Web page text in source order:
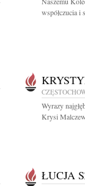
współczucia i
Wyrazy
Krysi
ŁUCJA